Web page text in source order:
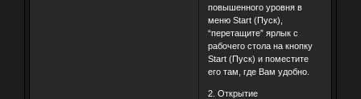
повышенного уровня в
меню Start (Пуск),
“перетащите” ярлык с
рабочего стола на кнопку
Start (Пуск) и поместите
его там, где Вам удобно.
2. Открытие